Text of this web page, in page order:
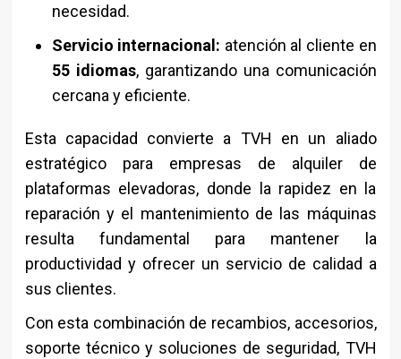
necesidad.
Servicio internacional: atención al cliente en
55 idiomas, garantizando una comunicación
cercana y eficiente.
Esta capacidad convierte a TVH en un aliado
estratégico para empresas de alquiler de
plataformas elevadoras, donde la rapidez en la
reparación y el mantenimiento de las máquinas
resulta fundamental para mantener la
productividad y ofrecer un servicio de calidad a
sus clientes.
Con esta combinación de recambios, accesorios,
soporte técnico y soluciones de seguridad, TVH